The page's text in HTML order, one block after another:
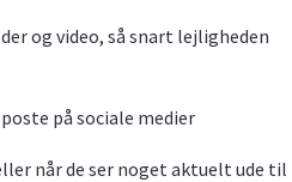
og video, så snart lejligheden
på sociale medier
når de ser noget aktuelt ude til